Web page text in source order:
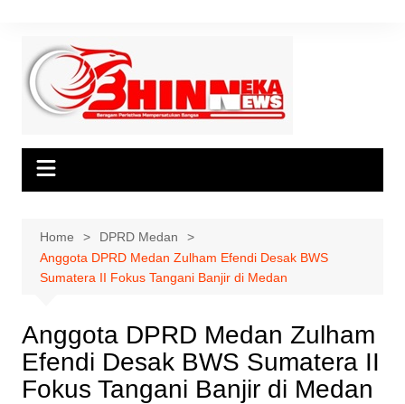
content
Home
DPRD Medan
Anggota DPRD Medan Zulham Efendi Desak BWS
Sumatera II Fokus Tangani Banjir di Medan
Anggota DPRD Medan Zulham
Efendi Desak BWS Sumatera II
Fokus Tangani Banjir di Medan